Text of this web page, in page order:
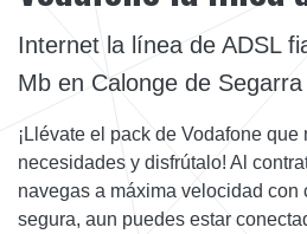
Internet la línea de ADSL
Mb en Calonge de Segarra
¡Llévate el pack de Vodafone
necesidades y disfrútalo! Al
navegas a máxima velocidad con
segura, aun puedes estar